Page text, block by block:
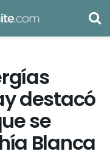
destacó
se
Blanca